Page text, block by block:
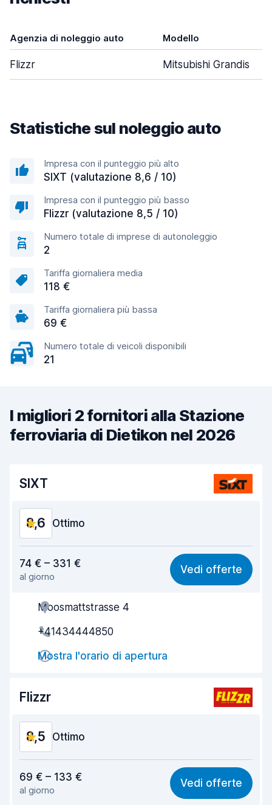
Agenzia di noleggio auto Modello
Flizzr Mitsubishi Grandis
Statistiche sul noleggio auto
Impresa con il punteggio più alto
SIXT (valutazione 8,6 / 10)
Impresa con il punteggio più basso
Flizzr (valutazione 8,5 / 10)
Numero totale di imprese di autonoleggio
2
Tariffa giornaliera media
118 €
Tariffa giornaliera più bassa
69 €
Numero totale di veicoli disponibili
21
I migliori 2 fornitori alla Stazione
ferroviaria di Dietikon nel 2026
SIXT
8,6 Ottimo
8,5
Facile da trovare 8,2
Gentilezza degli agenti
Rapidità del ritiro
Rapidità della riconsegna
9,4
74 € – 331 €
al giorno
Vedi offerte
Moosmattstrasse 4
+41434444850
Mostra l'orario di apertura
Flizzr
8,5 Ottimo
8,4
Facile da trovare 8,2
69 € – 133 €
al giorno
Vedi offerte